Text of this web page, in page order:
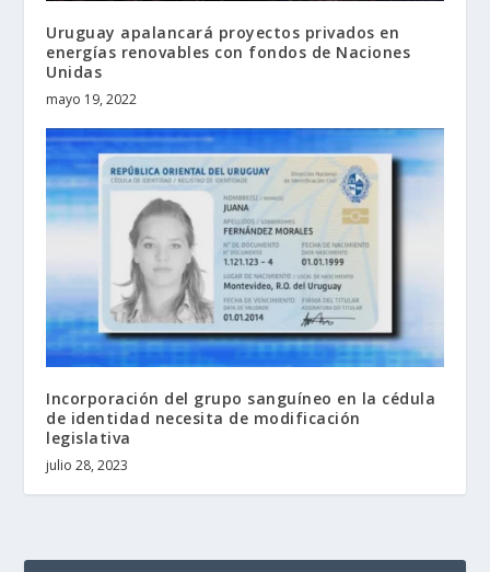
Uruguay apalancará proyectos privados en
energías renovables con fondos de Naciones
Unidas
mayo 19, 2022
Incorporación del grupo sanguíneo en la cédula
de identidad necesita de modificación
legislativa
julio 28, 2023